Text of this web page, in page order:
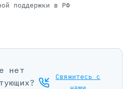
поддержки в РФ
нет
Свяжитесь с